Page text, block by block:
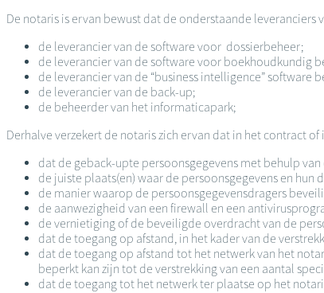
De notaris is ervan bewust dat de onderstaande leveranciers
de leverancier van de software voor dossierbeheer;
de leverancier van de software voor boekhoudkundig
de leverancier van de “business intelligence”
de leverancier van de back-up;
de beheerder van het informaticapark;
Derhalve verzekert de notaris zich ervan dat in het contract
dat de geback-upte persoonsgegevens met behulp
de juiste plaats(en) waar de persoonsgegevens en hun
de manier waarop de persoonsgegevensdragers
de aanwezigheid van een firewall en een
de vernietiging of de beveiligde overdracht van de
dat de toegang op afstand, in het kader van de
dat de toegang op afstand tot het netwerk van het
beperkt kan zijn tot de verstrekking van een aantal
dat de toegang tot het netwerk ter plaatse op het